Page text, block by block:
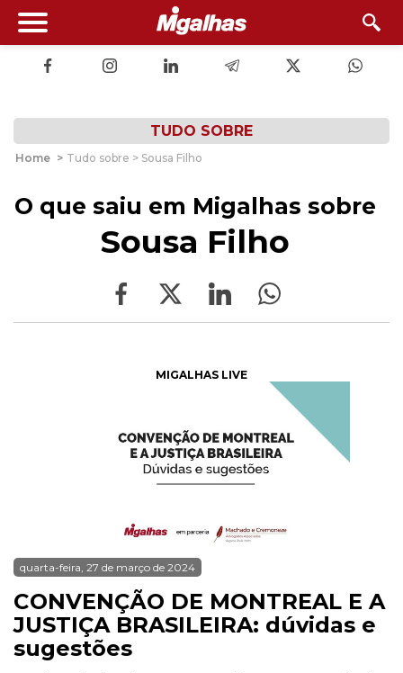
TUDO SOBRE
Home > Tudo sobre > Sousa Filho
O que saiu em Migalhas sobre
Sousa Filho
MIGALHAS LIVE
quarta-feira, 27 de março de 2024
CONVENÇÃO DE MONTREAL E A
JUSTIÇA BRASILEIRA: dúvidas e
sugestões